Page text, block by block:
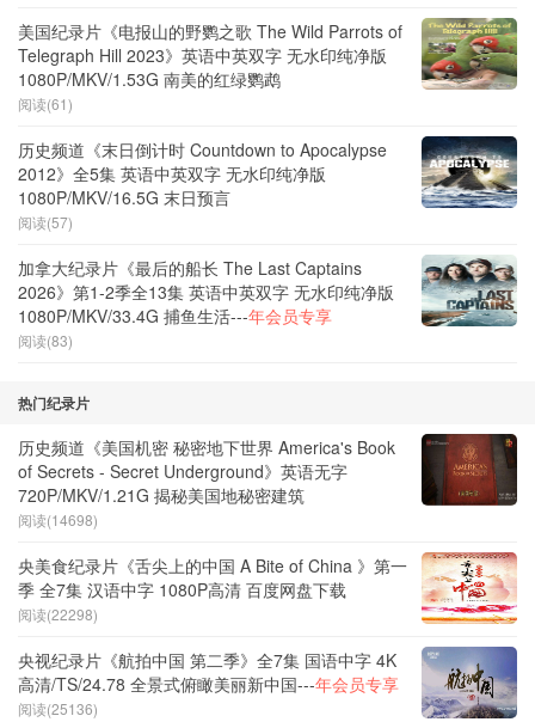
美国纪录片《电报山的野鹦之歌 The Wild Parrots of
Telegraph Hill 2023》英语中英双字 无水印纯净版
1080P/MKV/1.53G 南美的红绿鹦鹉
阅读(61)
历史频道《末日倒计时 Countdown to Apocalypse
2012》全5集 英语中英双字 无水印纯净版
1080P/MKV/16.5G 末日预言
阅读(57)
加拿大纪录片《最后的船长 The Last Captains
2026》第1-2季全13集 英语中英双字 无水印纯净版
1080P/MKV/33.4G 捕鱼生活---年会员专享
阅读(83)
热门纪录片
历史频道《美国机密 秘密地下世界 America's Book
of Secrets - Secret Underground》英语无字
720P/MKV/1.21G 揭秘美国地秘密建筑
阅读(14698)
央美食纪录片《舌尖上的中国 A Bite of China 》第一
季 全7集 汉语中字 1080P高清 百度网盘下载
阅读(22298)
央视纪录片《航拍中国 第二季》全7集 国语中字 4K
高清/TS/24.78 全景式俯瞰美丽新中国---年会员专享
阅读(25136)